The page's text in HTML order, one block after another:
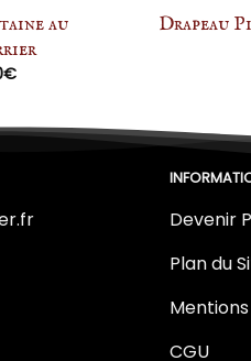
au
€
Drapeau
Devenir
Plan du
CGU